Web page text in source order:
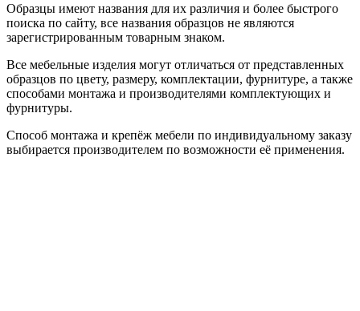
Образцы имеют названия для их различия и более быстрого
поиска по сайту, все названия образцов не являются
зарегистрированным товарным знаком.
Все мебельные изделия могут отличаться от представленных
образцов по цвету, размеру, комплектации, фурнитуре, а также
способами монтажа и производителями комплектующих и
фурнитуры.
Способ монтажа и крепёж мебели по индивидуальному заказу
выбирается производителем по возможности её применения.